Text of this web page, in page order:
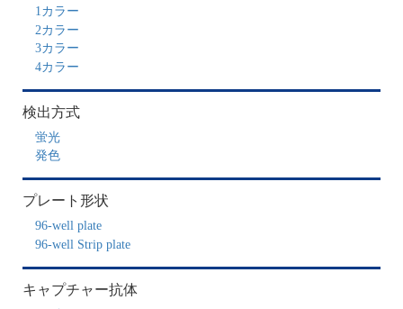
1カラー
2カラー
3カラー
4カラー
検出方式
蛍光
発色
プレート形状
96-well plate
96-well Strip plate
キャプチャー抗体